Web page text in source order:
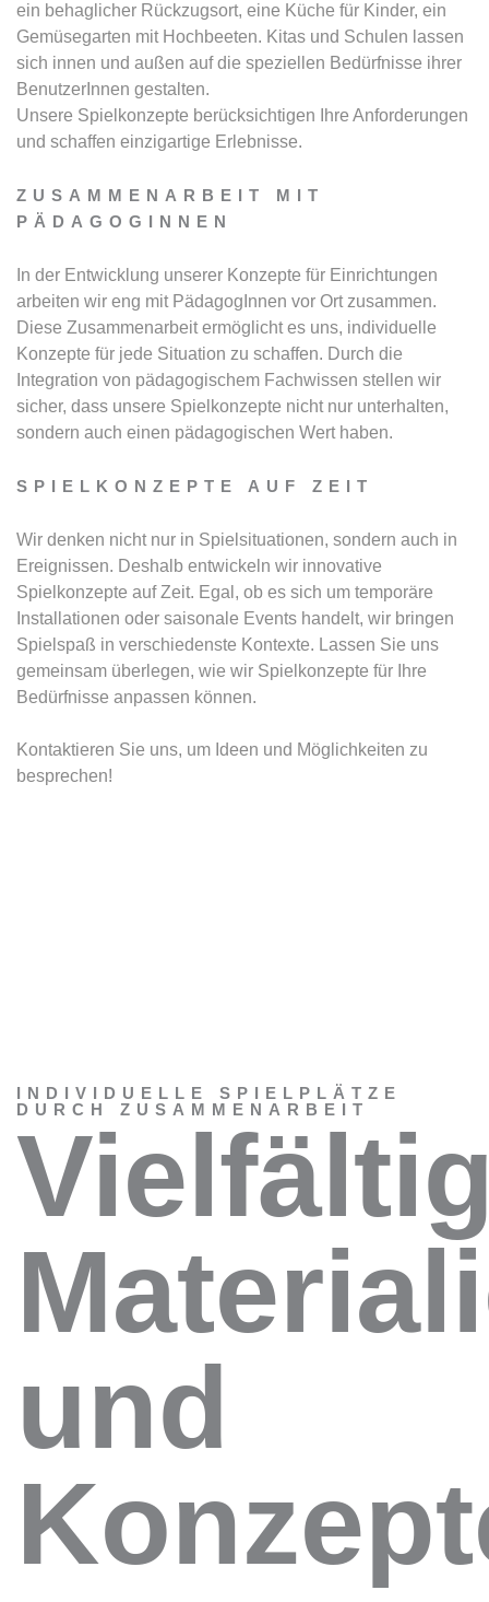
ein behaglicher Rückzugsort, eine Küche für Kinder, ein
Gemüsegarten mit Hochbeeten. Kitas und Schulen lassen
sich innen und außen auf die speziellen Bedürfnisse ihrer
BenutzerInnen gestalten.
Unsere Spielkonzepte berücksichtigen Ihre Anforderungen
und schaffen einzigartige Erlebnisse.
ZUSAMMENARBEIT MIT
PÄDAGOGINNEN
In der Entwicklung unserer Konzepte für Einrichtungen
arbeiten wir eng mit PädagogInnen vor Ort zusammen.
Diese Zusammenarbeit ermöglicht es uns, individuelle
Konzepte für jede Situation zu schaffen. Durch die
Integration von pädagogischem Fachwissen stellen wir
sicher, dass unsere Spielkonzepte nicht nur unterhalten,
sondern auch einen pädagogischen Wert haben.
SPIELKONZEPTE AUF ZEIT
Wir denken nicht nur in Spielsituationen, sondern auch in
Ereignissen. Deshalb entwickeln wir innovative
Spielkonzepte auf Zeit. Egal, ob es sich um temporäre
Installationen oder saisonale Events handelt, wir bringen
Spielspaß in verschiedenste Kontexte. Lassen Sie uns
gemeinsam überlegen, wie wir Spielkonzepte für Ihre
Bedürfnisse anpassen können.
Kontaktieren Sie uns, um Ideen und Möglichkeiten zu
besprechen!
INDIVIDUELLE SPIELPLÄTZE
DURCH ZUSAMMENARBEIT
und